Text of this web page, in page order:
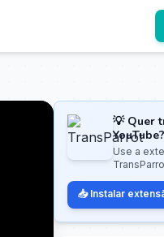
💡 Quer
YouTube?
Use a
📥 Instalar